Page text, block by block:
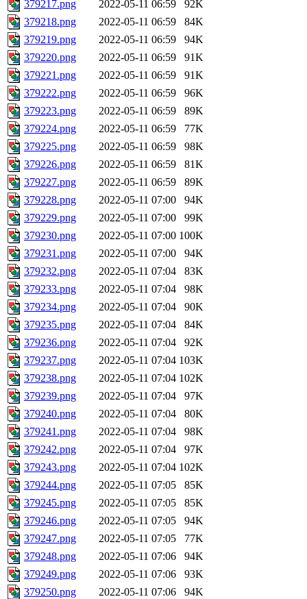
379217.png 2022-05-11 06:59
92K
379218.png
2022-05-11 06:59
84K
379219.png
2022-05-11 06:59
94K
379220.png
2022-05-11 06:59
91K
379221.png
2022-05-11 06:59
91K
379222.png
2022-05-11 06:59
96K
379223.png
2022-05-11 06:59
89K
379224.png
2022-05-11 06:59
77K
379225.png
2022-05-11 06:59
98K
379226.png
2022-05-11 06:59
81K
379227.png
2022-05-11 06:59
89K
379228.png
2022-05-11 07:00
94K
379229.png
2022-05-11 07:00
99K
379230.png
2022-05-11 07:00 100K
379231.png
2022-05-11 07:00
94K
379232.png
2022-05-11 07:04
83K
379233.png
2022-05-11 07:04
98K
379234.png
2022-05-11 07:04
90K
379235.png
2022-05-11 07:04
84K
379236.png
2022-05-11 07:04
92K
379237.png
2022-05-11 07:04 103K
379238.png
2022-05-11 07:04 102K
379239.png
2022-05-11 07:04
97K
379240.png
2022-05-11 07:04
80K
379241.png
2022-05-11 07:04
98K
379242.png
2022-05-11 07:04
97K
379243.png
2022-05-11 07:04 102K
379244.png
2022-05-11 07:05
85K
379245.png
2022-05-11 07:05
85K
379246.png
2022-05-11 07:05
94K
379247.png
2022-05-11 07:05
77K
379248.png
2022-05-11 07:06
94K
379249.png
2022-05-11 07:06
93K
379250.png
2022-05-11 07:06
94K